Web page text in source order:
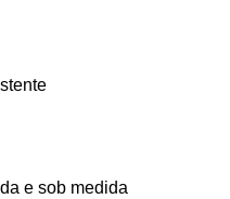
e sob medida